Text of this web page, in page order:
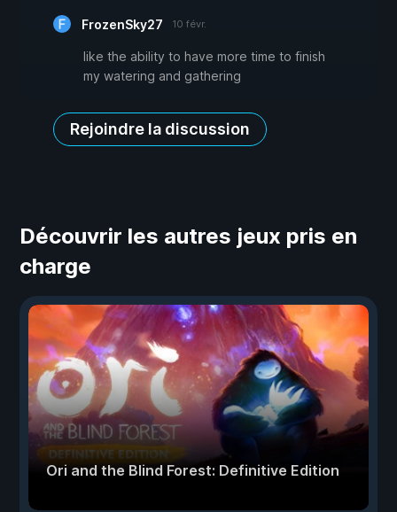
FrozenSky27 10 févr.
like the ability to have more time to finish
my watering and gathering
Rejoindre la discussion
Découvrir les autres jeux pris en
charge
Ori and the Blind Forest: Definitive Edition